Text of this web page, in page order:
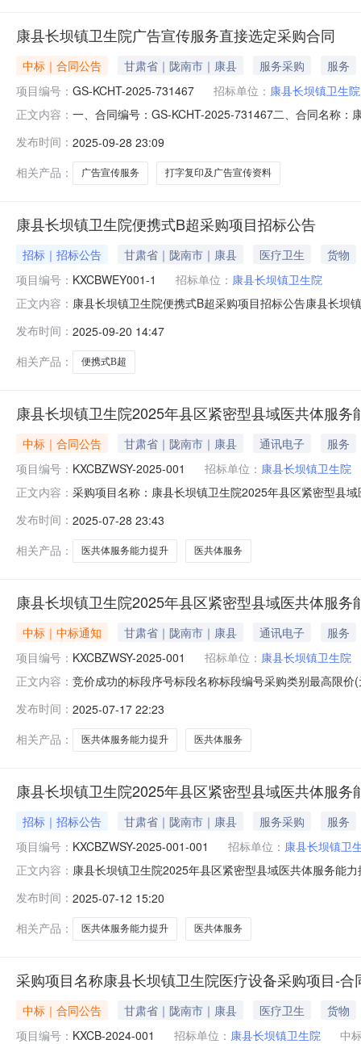
康县长坝镇卫生院广告宣传服务直接选定采购合同
中标｜合同公告 甘肃省｜陇南市｜康县 服务采购
服务
项目编号： GS-KCHT-2025-731467 招标单位： 康县长坝镇卫生院
正文内容： 一、合同编号：GS-KCHT-2025-731467二、合同名称
六、合同主要信息主要标的名称：广告采购项目规格型
发布时间： 2025-09-28 23:09
相关产品：
广告宣传服务 打字复印及广告宣传资料
康县长坝镇卫生院便携式B超采购项目招标公告
招标｜招标公告 甘肃省｜陇南市｜康县 医疗卫生
货物
项目编号： KXCBWEY001-1 招标单位： 康县长坝镇卫生院
正文内容： 康县长坝镇卫生院便携式B超采购项目招标公告康县长
发布时间： 2025-09-20 14:47
相关产品：
便携式B超
康县长坝镇卫生院2025年县区紧密型县域医共体服
中标｜合同公告 甘肃省｜陇南市｜康县 通讯电子
服务
项目编号： KXCBZWSY-2025-001 招标单位： 康县长坝镇卫生院
正文内容： 采购项目名称：康县长坝镇卫生院2025年县区紧密型县
动通信集团甘肃有限公司陇南分公司2025年县区紧密型
发布时间： 2025-07-28 23:43
相关产品：
医共体服务能力提升 医共体服务
康县长坝镇卫生院2025年县区紧密型县域医共体服
中标｜中标通知 甘肃省｜陇南市｜康县 通讯电子
服务
项目编号： KXCBZWSY-2025-001 招标单位： 康县长坝镇卫生院
正文内容： 竞价成功的标段序号标段名称标段编号采购类别最高限
购类别最高限价(元)状态废标原因
发布时间： 2025-07-17 22:23
相关产品：
医共体服务能力提升 医共体服务
康县长坝镇卫生院2025年县区紧密型县域医共体服务
招标｜招标公告 甘肃省｜陇南市｜康县 服务采购
服务
项目编号： KXCBZWSY-2025-001-001 招标单位： 康县长坝镇卫
正文内容： 康县长坝镇卫生院2025年县区紧密型县域医共体服务能
公告（报名）开始时间2025-07-1308:30:00报名截止时
发布时间： 2025-07-12 15:20
相关产品：
医共体服务能力提升 医共体服务
采购项目名称康县长坝镇卫生院医疗设备采购项目-合
中标｜合同公告 甘肃省｜陇南市｜康县 医疗卫生
货物
项目编号： KXCB-2024-001 招标单位： 康县长坝镇卫生院
中